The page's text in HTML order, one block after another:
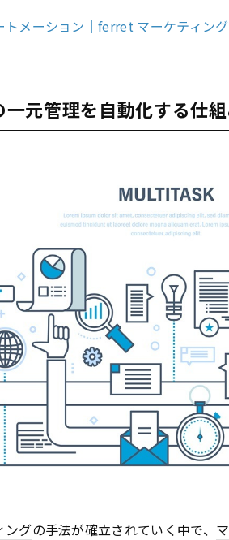
トメーション｜ferret マーケティン
一元管理を自動化する仕
ングの手法が確立されていく中で、